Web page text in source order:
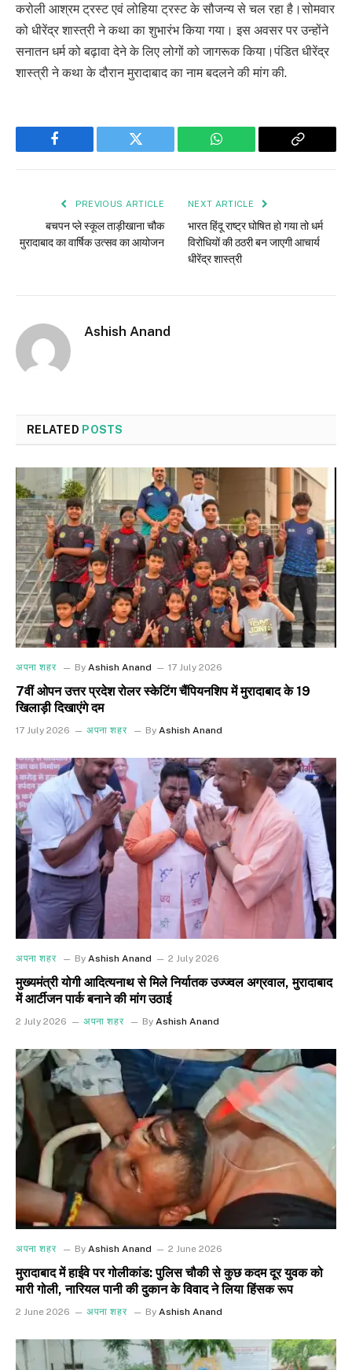
करोली आश्रम ट्रस्ट एवं लोहिया ट्रस्ट के सौजन्य से चल रहा है।सोमवार
को धीरेंद्र शास्त्री ने कथा का शुभारंभ किया गया। इस अवसर पर उन्होंने
सनातन धर्म को बढ़ावा देने के लिए लोगों को जागरूक किया।पंडित धीरेंद्र
शास्त्री ने कथा के दौरान मुरादाबाद का नाम बदलने की मांग की.
Facebook Twitter WhatsApp
Copy
PREVIOUS ARTICLE
बचपन प्ले स्कूल ताड़ीखाना चौक
मुरादाबाद का वार्षिक उत्सव का आयोजन
NEXT ARTICLE
भारत हिंदू राष्ट्र घोषित हो गया तो धर्म
विरोधियों की ठठरी बन जाएगी आचार्य
धीरेंद्र शास्त्री
Ashish Anand
RELATED POSTS
अपना शहर By Ashish Anand 17 July 2026
7वीं ओपन उत्तर प्रदेश रोलर स्केटिंग चैंपियनशिप में मुरादाबाद के 19
खिलाड़ी दिखाएंगे दम
17 July 2026 अपना शहर By Ashish Anand
अपना शहर By Ashish Anand 2 July 2026
मुख्यमंत्री योगी आदित्यनाथ से मिले निर्यातक उज्ज्वल अग्रवाल, मुरादाबाद
में आर्टीजन पार्क बनाने की मांग उठाई
2 July 2026 अपना शहर By Ashish Anand
अपना शहर By Ashish Anand 2 June 2026
मुरादाबाद में हाईवे पर गोलीकांड: पुलिस चौकी से कुछ कदम दूर युवक को
मारी गोली, नारियल पानी की दुकान के विवाद ने लिया हिंसक रूप
2 June 2026 अपना शहर By Ashish Anand